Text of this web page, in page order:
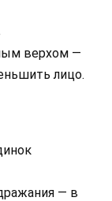
верхом —
лицо.
— в